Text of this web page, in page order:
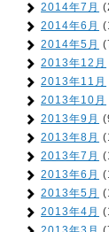
2014年7月
2014年6月
2014年5月
2013年12月
2013年11月
2013年10月
2013年9月
2013年8月
2013年7月
2013年6月
2013年5月
2013年4月